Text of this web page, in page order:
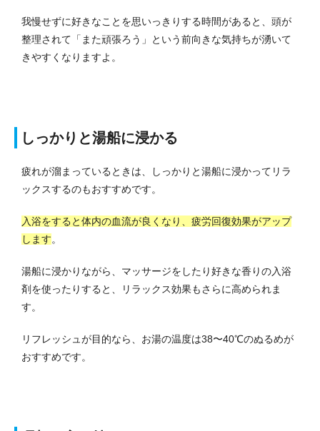
我慢せずに好きなことを思いっきりする時間があると、頭が
整理されて「また頑張ろう」という前向きな気持ちが湧いて
きやすくなりますよ。
しっかりと湯船に浸かる
疲れが溜まっているときは、しっかりと湯船に浸かってリラ
ックスするのもおすすめです。
入浴をすると体内の血流が良くなり、疲労回復効果がアップ
します。
湯船に浸かりながら、マッサージをしたり好きな香りの入浴
剤を使ったりすると、リラックス効果もさらに高められま
す。
リフレッシュが目的なら、お湯の温度は38〜40℃のぬるめが
おすすめです。